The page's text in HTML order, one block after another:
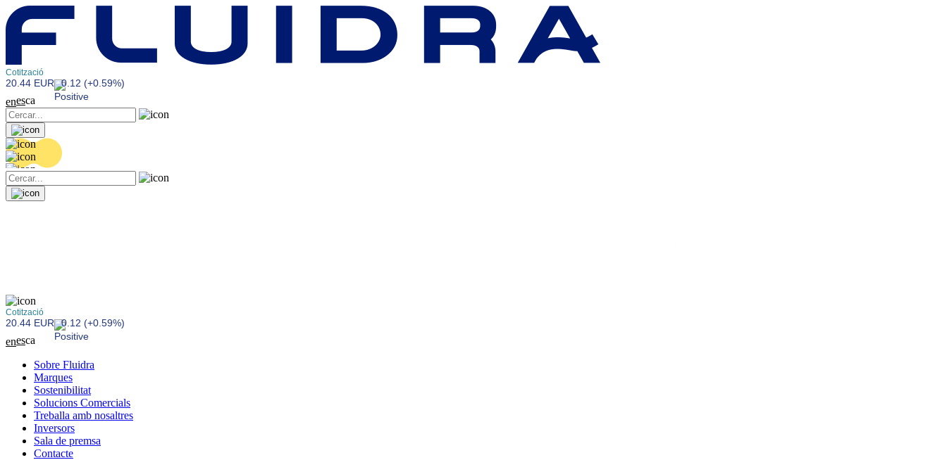
Cotització
20.44 EUR 0.12 (+0.59%)
enesca
Cotització
20.44 EUR 0.12 (+0.59%)
enesca
Sobre Fluidra
Marques
Sostenibilitat
Solucions Comercials
Treballa amb nosaltres
Inversors
Sala de premsa
Contacte